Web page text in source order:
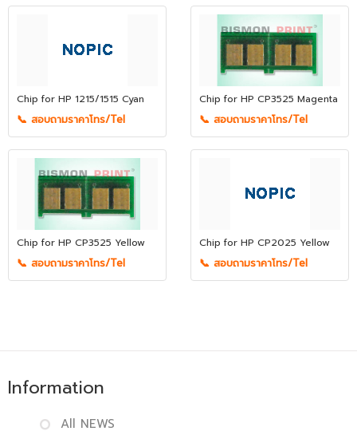
Chip for HP 1215/1515 Cyan
📞 สอบถามราคาโทร/Tel
Chip for HP CP3525 Magenta
📞 สอบถามราคาโทร/Tel
Chip for HP CP3525 Yellow
📞 สอบถามราคาโทร/Tel
Chip for HP CP2025 Yellow
📞 สอบถามราคาโทร/Tel
Information
All NEWS